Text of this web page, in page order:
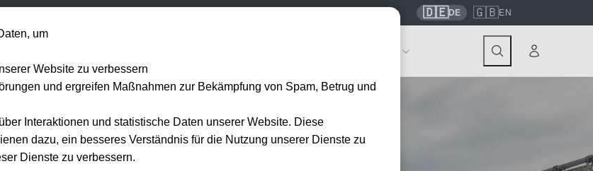
contact@tickwell-travel.de 🇩🇪DE 🇬🇧EN
um
Website zu verbessern
und ergreifen Maßnahmen zur Bekämpfung von Spam, Betrug und
Interaktionen und statistische Daten unserer Website. Diese
dazu, ein besseres Verständnis für die Nutzung unserer Dienste zu
Dienste zu verbessern.